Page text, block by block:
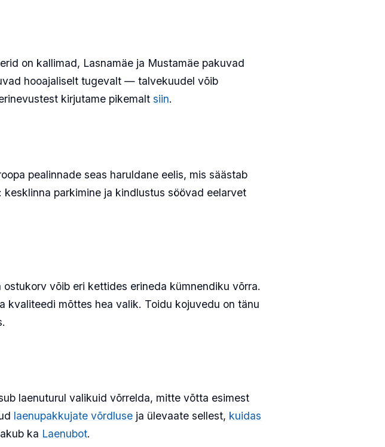
on kallimad, Lasnamäe ja Mustamäe pakuvad
hooajaliselt tugevalt — talvekuudel võib
kirjutame pikemalt siin.
pealinnade seas haruldane eelis, mis säästab
parkimine ja kindlustus söövad eelarvet
võib eri kettides erineda kümnendiku võrra.
kvaliteedi mõttes hea valik. Toidu kojuvedu on tänu
laenuturul valikuid võrrelda, mitte võtta esimest
laenupakkujate võrdluse ja ülevaate sellest, kuidas
ka Laenubot.